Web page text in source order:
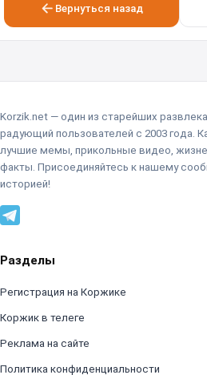
Вернуться назад
Korzik.net — один из старейших
радующий пользователей с 2003 года.
лучшие мемы, прикольные видео,
факты. Присоединяйтесь к нашему
историей!
Разделы
Регистрация на Коржике
Коржик в телеге
Реклама на сайте
Политика конфиденциальности